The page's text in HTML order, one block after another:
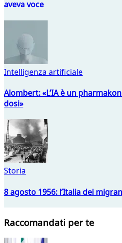
aveva voce
Intelligenza artificiale
Alombert: «L’IA è un
dosi»
Storia
8 agosto 1956: l’Italia dei
Raccomandati per te